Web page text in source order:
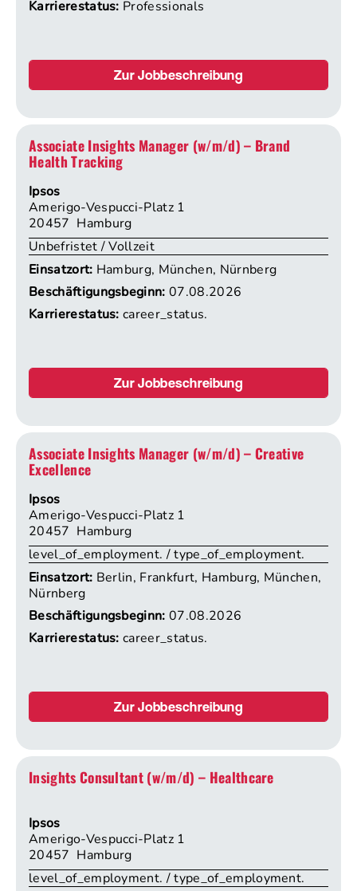
Karrierestatus: Professionals
Zur Jobbeschreibung
Associate Insights Manager (w/m/d) – Brand
Health Tracking
Ipsos
Amerigo-Vespucci-Platz 1
20457 Hamburg
Unbefristet / Vollzeit
Einsatzort: Hamburg, München, Nürnberg
Beschäftigungsbeginn:07.08.2026
Karrierestatus:career_status.
Zur Jobbeschreibung
Associate Insights Manager (w/m/d) – Creative
Excellence
Ipsos
Amerigo-Vespucci-Platz 1
20457 Hamburg
level_of_employment. / type_of_employment.
Einsatzort: Berlin, Frankfurt, Hamburg, München,
Nürnberg
Beschäftigungsbeginn:07.08.2026
Karrierestatus:career_status.
Zur Jobbeschreibung
Insights Consultant (w/m/d) – Healthcare
Ipsos
Amerigo-Vespucci-Platz 1
20457 Hamburg
level_of_employment. / type_of_employment.